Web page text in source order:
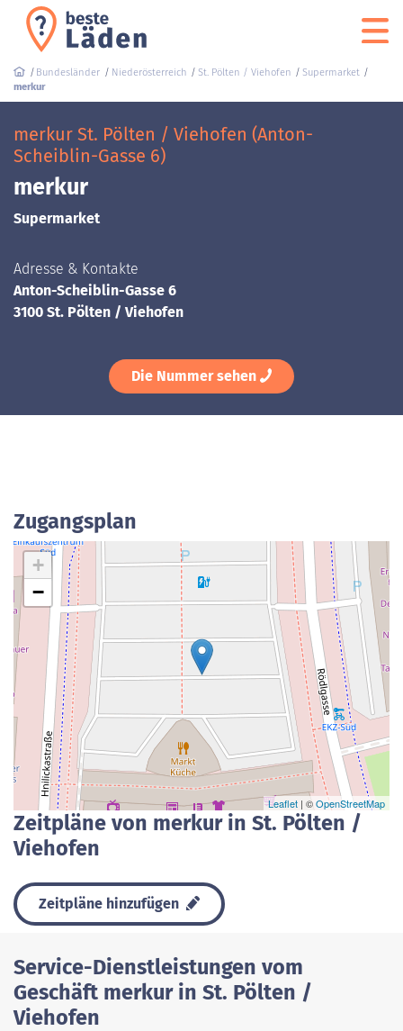
Bundesländer Niederösterreich St. Pölten / Viehofen
Supermarket
merkur
merkur St. Pölten / Viehofen (Anton-
Scheiblin-Gasse 6)
merkur
Supermarket
Adresse & Kontakte
Anton-Scheiblin-Gasse 6
3100 St. Pölten / Viehofen
Die Nummer sehen
Zugangsplan
+
−
Leaflet | ©OpenStreetMap
Zeitpläne von merkur in St. Pölten /
Viehofen
Zeitpläne hinzufügen
Service-Dienstleistungen vom
Geschäft merkur in St. Pölten /
Viehofen